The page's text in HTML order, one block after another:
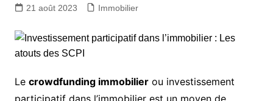
21 août 2023 Immobilier
Le crowdfunding immobilierou investissement